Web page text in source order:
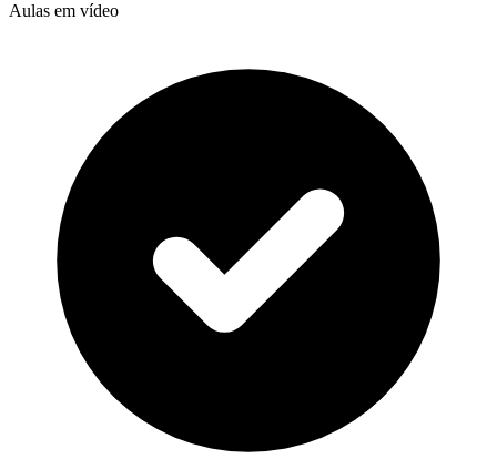
Aulas em vídeo